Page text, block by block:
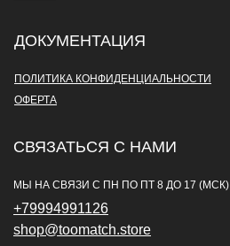
СВЯЗАТЬСЯ С НАМИ
МЫ НА СВЯЗИ С ПН ПО ПТ 8 ДО 17 (МСК)
+79994991126
ПОЛИТИКА КОНФИДЕНЦИАЛЬНОСТИ
ОФЕРТА
ДОКУМЕНТАЦИЯ
shop@toomatch.store